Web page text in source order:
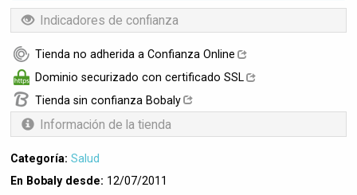
Indicadores de confianza
Tienda no adherida a Confianza Online
Dominio securizado con certificado SSL
Tienda sin confianza Bobaly
Información de la tienda
Categoría: Salud
En Bobaly desde: 12/07/2011